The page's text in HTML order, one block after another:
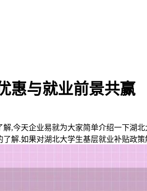
惠与就业前景共赢
,今天企业易就为大家简单介绍一下湖
解.如果对湖北大学生基层就业补贴政